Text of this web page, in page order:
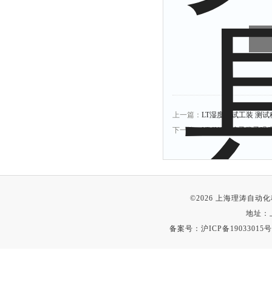
上一篇： LT湿度测试工装 测试
下一篇：LT-JU002椅子凳子强
©2026 上海理涛自动
地址：
备案号： 沪ICP备19033015